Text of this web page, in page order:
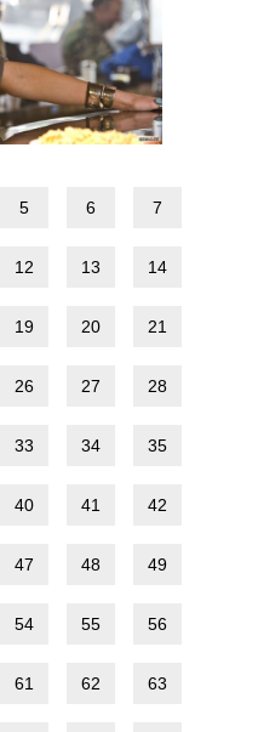
5 6 7
12 13 14
19 20 21
26 27 28
33 34 35
40 41 42
47 48 49
54 55 56
61 62 63